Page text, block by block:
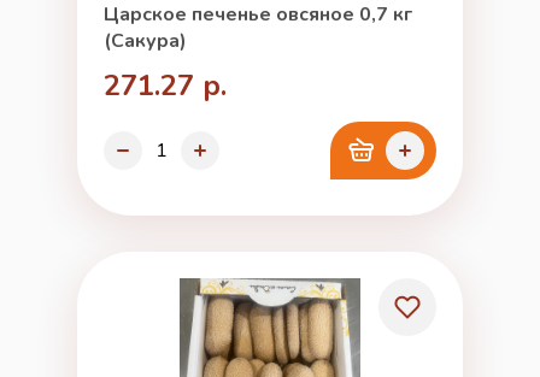
Царское печенье овсяное 0,7 кг
(Сакура)
271.27 р.